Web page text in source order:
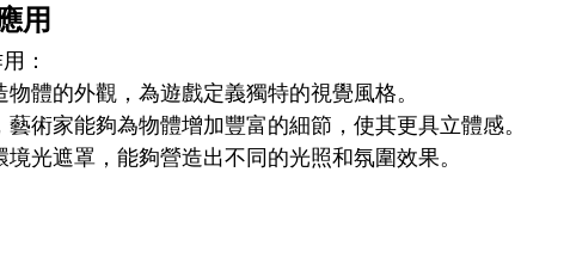
用
：
體的外觀，為遊戲定義獨特的視覺風格。
術家能夠為物體增加豐富的細節，使其更具立體感。
光遮罩，能夠營造出不同的光照和氛圍效果。